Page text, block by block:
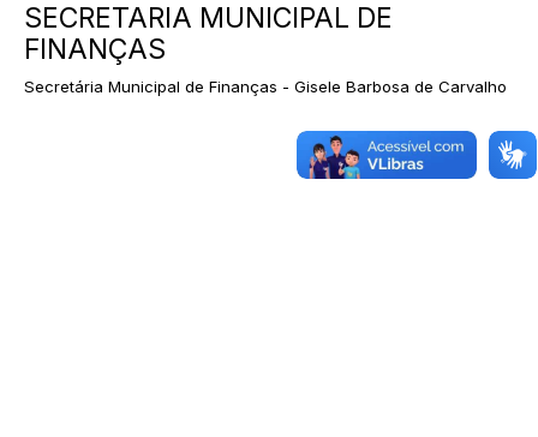
SECRETARIA MUNICIPAL DE
FINANÇAS
Secretária Municipal de Finanças - Gisele Barbosa de Carvalho